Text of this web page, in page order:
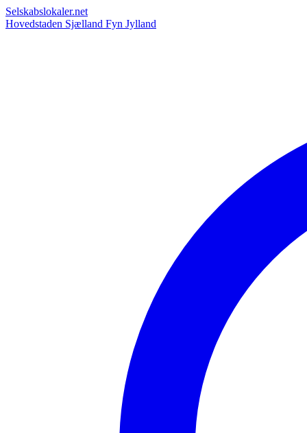
Selskabslokaler.net
Hovedstaden Sjælland Fyn Jylland